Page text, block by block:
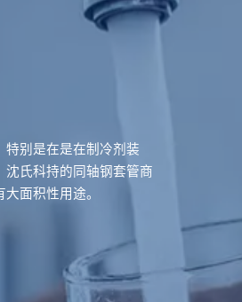
特别是在是在制冷剂装
沈氏科持的同轴钢套管商
面积性用途。